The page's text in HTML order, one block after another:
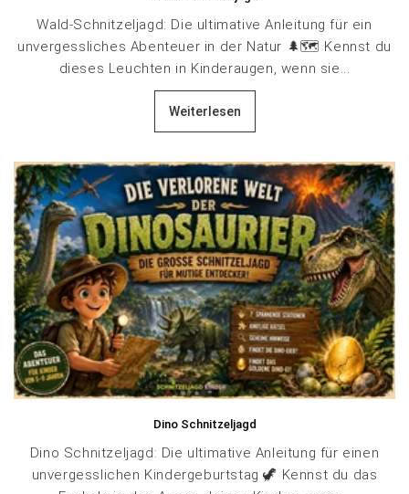
Wald-Schnitzeljagd: Die ultimative Anleitung für ein
unvergessliches Abenteuer in der Natur 🌲🗺️ Kennst du
dieses Leuchten in Kinderaugen, wenn sie...
Weiterlesen
Dino Schnitzeljagd
Dino Schnitzeljagd: Die ultimative Anleitung für einen
unvergesslichen Kindergeburtstag 🦖 Kennst du das